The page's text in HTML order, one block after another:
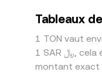
Tableaux
1 TON vaut
1 SAR ﷼, cela équivaut à environ 0,15599 SAR, tandis que 50 SAR ﷼ équivaut à environ 7,7995 SAR. Ces chiffres indiquent le taux de change des TON en SAR. Le
montant exact